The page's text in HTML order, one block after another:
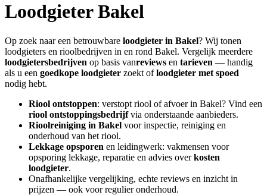
LoodgieterBakel
Op zoek naar een betrouwbare loodgieter in Bakel? Wij tonen
loodgieters en rioolbedrijven in en rond Bakel. Vergelijk meerdere
loodgietersbedrijven op basis vanreviews en tarieven — handig
als u een goedkope loodgieter zoekt ofloodgieter met spoed
nodig hebt.
Riool ontstoppen: verstopt riool of afvoer in Bakel? Vind een
riool ontstoppingsbedrijfvia onderstaande aanbieders.
Rioolreiniging in Bakel voor inspectie, reiniging en
onderhoud van het riool.
Lekkage opsporen en leidingwerk: vakmensen voor
opsporing lekkage, reparatie en advies overkosten
loodgieter.
Onafhankelijke vergelijking, echte reviews en inzicht in
prijzen — ook voor regulier onderhoud.